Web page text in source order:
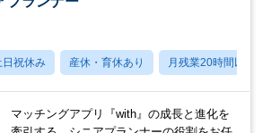
日祝休み 産休・育休あり 月残業20時間以内
マッチングアプリ『with』の成長と進化を